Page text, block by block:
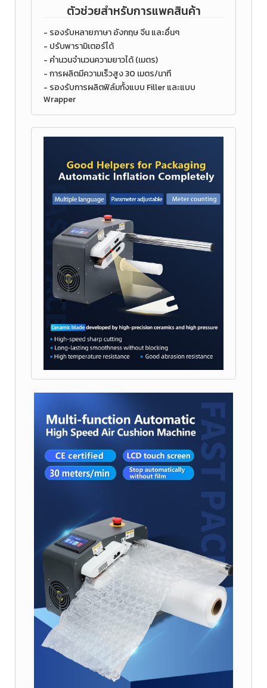
ตัวช่วยสำหรับการแพคสินค้า
- รองรับหลายภาษา อังกฤษ จีน และอื่นๆ
- ปรับพารามิเตอร์ได้
- คำนวนจำนวนความยาวได้ (เมตร)
- การผลิตมีความเร็วสูง 30 เมตร/นาที
- รองรับการผลิตฟิล์มทั้งแบบ Filler และแบบ
Wrapper